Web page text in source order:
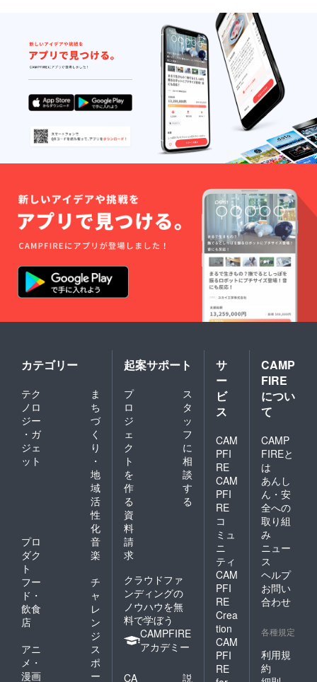
カテゴリー
テク
ノロ
ジー
・ガ
ジェ
ット
ま
ち
づ
く
り
・
地
域
活
性
化
プロ
ダク
ト
音
楽
フー
ド・
飲食
店
チ
ャ
レ
ン
ジ
アニ
メ・
漫画
ス
ポ
ー
起案サポート
プ
ロ
ジ
ェ
ク
ト
を
作
る
ス
タ
ッ
フ
に
相
談
す
る
資
料
請
求
クラウドファ
ンディングの
ノウハウを無
料で学ぼう
CAMPFIRE
アカデミー
CA 説
サ
ー
ビ
ス
CAM
PFI
RE
CAM
PFI
RE
コ
ミュ
ニ
ティ
CAM
PFI
RE
Crea
tion
CAM
PFI
RE
CAMP
FIRE
につい
て
CAMP
FIREと
は
あんし
ん・安
全への
取り組
み
ニュー
ス
ヘルプ
お問い
合わせ
各種規定
利用規
約